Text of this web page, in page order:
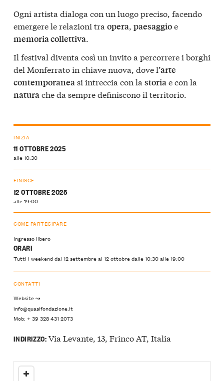
Ogni artista dialoga con un luogo preciso, facendo
emergere le relazioni tra opera, paesaggioe
memoria collettiva.
Il festival diventa così un invito a percorrere i borghi
del Monferrato in chiave nuova, dove l’arte
contemporaneasi intreccia con la storiae con la
naturache da sempre definiscono il territorio.
INIZIA
11 OTTOBRE 2025
alle 10:30
FINISCE
12 OTTOBRE 2025
alle 19:00
COME PARTECIPARE
Ingresso libero
ORARI
Tutti i weekend dal 12 settembre al 12 ottobre dalle 10:30 alle 19:00
CONTATTI
Website ↝
info@quasifondazione.it
Mob: + 39 328 431 2073
INDIRIZZO:Via Levante, 13, Frinco AT, Italia